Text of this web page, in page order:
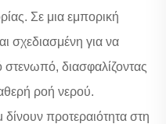
Σε μια εμπορική
σχεδιασμένη για να
στενωπό, διασφαλίζοντας
ροή νερού.
προτεραιότητα στη